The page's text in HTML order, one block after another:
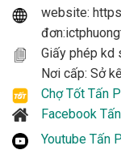
website:
Giấy phép kd
Nơi cấp: Sở
Chợ Tốt Tấn
Facebook
Youtube Tấn